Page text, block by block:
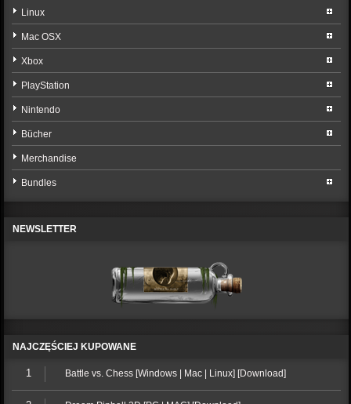
Linux
Mac OSX
Xbox
PlayStation
Nintendo
Bücher
Merchandise
Bundles
NEWSLETTER
NAJCZĘŚCIEJ KUPOWANE
1 Battle vs. Chess [Windows | Mac | Linux] [Download]